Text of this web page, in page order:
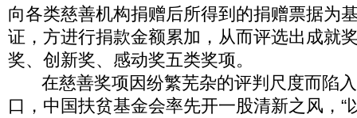
向各类慈善机构捐赠后所得到的捐赠票据为
证，方进行捐款金额累加，从而评选出成就
奖、创新奖、感动奖五类奖项。
在慈善奖项因纷繁芜杂的评判尺度而陷入
口，中国扶贫基金会率先开一股清新之风，“